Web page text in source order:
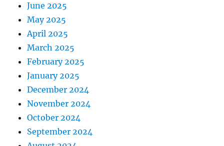
June 2025
May 2025
April 2025
March 2025
February 2025
January 2025
December 2024
November 2024
October 2024
September 2024